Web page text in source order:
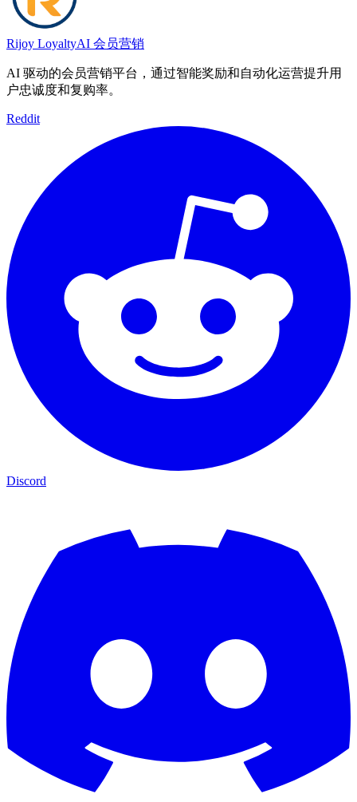
Rijoy LoyaltyAI 会员营销
AI 驱动的会员营销平台，通过智能奖励和自动化运营提升用
户忠诚度和复购率。
Reddit
Discord